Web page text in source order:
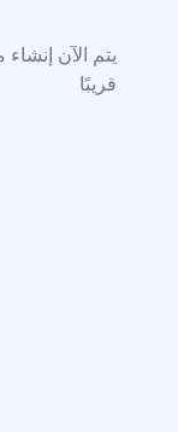
يتم الآن
قريبًا